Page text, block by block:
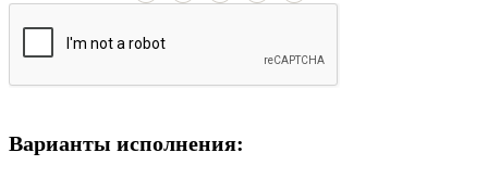
Варианты исполнения: